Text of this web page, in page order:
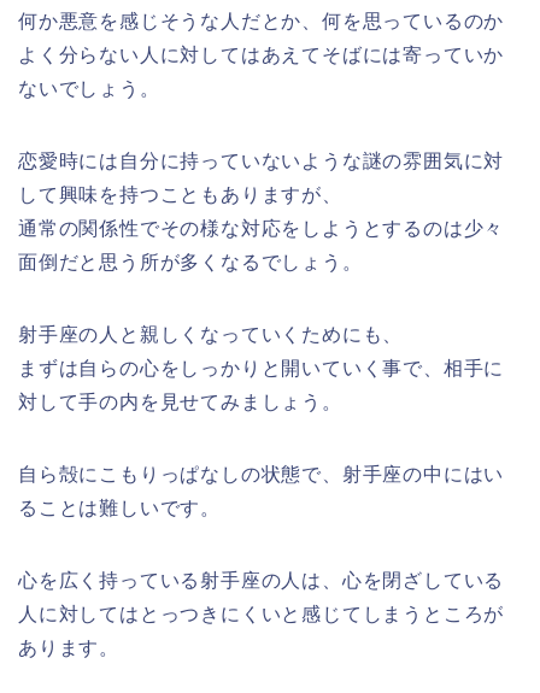
何か悪意を感じそうな人だとか、何を思っているのか
よく分らない人に対してはあえてそばには寄っていか
ないでしょう。
恋愛時には自分に持っていないような謎の雰囲気に対
して興味を持つこともありますが、
通常の関係性でその様な対応をしようとするのは少々
面倒だと思う所が多くなるでしょう。
射手座の人と親しくなっていくためにも、
まずは自らの心をしっかりと開いていく事で、相手に
対して手の内を見せてみましょう。
自ら殻にこもりっぱなしの状態で、射手座の中にはい
ることは難しいです。
心を広く持っている射手座の人は、心を閉ざしている
人に対してはとっつきにくいと感じてしまうところが
あります。